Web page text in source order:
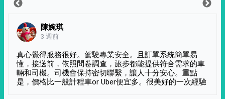
陳婉琪
3 週前
真心覺得服務很好。駕駛專業安全。且訂單系統簡單易
懂，接送前，依照問卷調查，旅步都能提供符合需求的車
輛和司機。司機會保持密切聯繫，讓人十分安心。重點
是，價格比一般計程車or Uber便宜多。很美好的一次經驗